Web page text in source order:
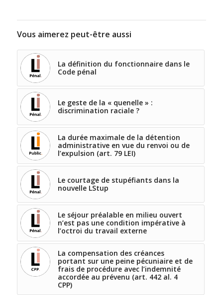
Vous aimerez peut-être aussi
La définition du fonctionnaire dans le
Code pénal
Le geste de la « quenelle » :
discrimination raciale ?
La durée maximale de la détention
administrative en vue du renvoi ou de
l’expulsion (art. 79 LEI)
Le courtage de stupéfiants dans la
nouvelle LStup
Le séjour préalable en milieu ouvert
n’est pas une condition impérative à
l’octroi du travail externe
La compensation des créances
portant sur une peine pécuniaire et de
frais de procédure avec l’indemnité
accordée au prévenu (art. 442 al. 4
CPP)